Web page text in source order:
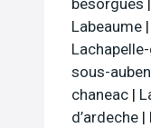
Labeaume |
sous-
chaneac |
d’ardeche |